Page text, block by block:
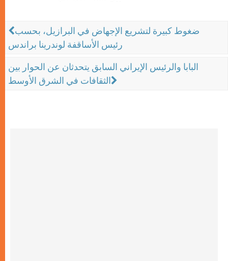
ضغوط كبيرة لتشريع الإجهاض في البرازيل، بحسب
رئيس الأساقفة لوندرينا براندس
البابا والرئيس الإيراني السابق يتحدثان عن الحوار بين
الثقافات في الشرق الأوسط